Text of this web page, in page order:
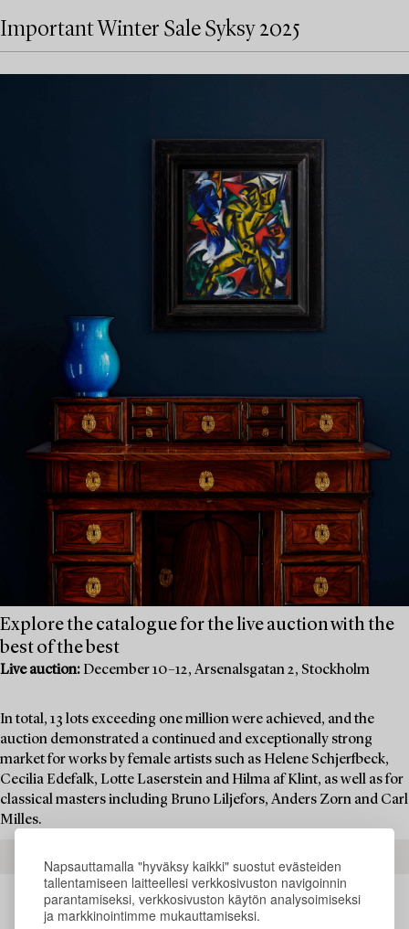
Napsauttamalla "hyväksy kaikki" suostut evästeiden
tallentamiseen laitteellesi verkkosivuston navigoinnin
parantamiseksi, verkkosivuston käytön analysoimiseksi
ja markkinointimme mukauttamiseksi.
Important Winter Sale Syksy 2025
Explore the catalogue for the live auction with the
best of the best
Live auction: December 10–12, Arsenalsgatan 2, Stockholm
In total, 13 lots exceeding one million were achieved, and the
auction demonstrated a continued and exceptionally strong
market for works by female artists such as Helene Schjerfbeck,
Cecilia Edefalk, Lotte Laserstein and Hilma af Klint, as well as for
classical masters including Bruno Liljefors, Anders Zorn and Carl
Milles.